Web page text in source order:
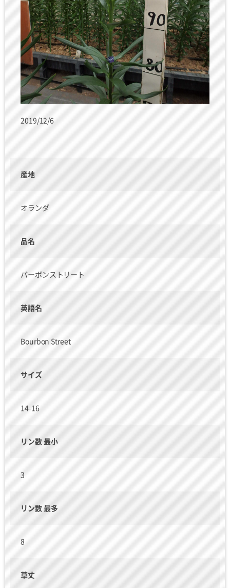
2019/12/6
産地
オランダ
品名
バーボンストリート
英語名
Bourbon Street
サイズ
14-16
リン数 最小
3
リン数 最多
8
草丈